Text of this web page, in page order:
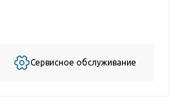
Сервисное обслуживание